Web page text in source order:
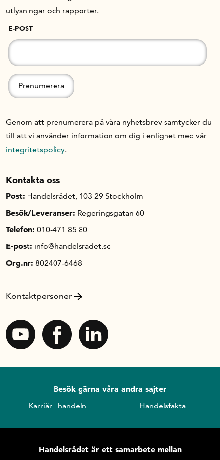
utlysningar och rapporter.
E-POST
Genom att prenumerera på våra nyhetsbrev samtycker du
till att vi använder information om dig i enlighet med vår
integritetspolicy.
Kontakta oss
Post: Handelsrådet, 103 29 Stockholm
Besök/Leveranser: Regeringsgatan 60
Telefon: 010-471 85 80
E-post: info@handelsradet.se
Org.nr: 802407-6468
Kontaktpersoner
Besök gärna våra andra sajter
Karriär i handeln Handelsfakta
Handelsrådet är ett samarbete mellan